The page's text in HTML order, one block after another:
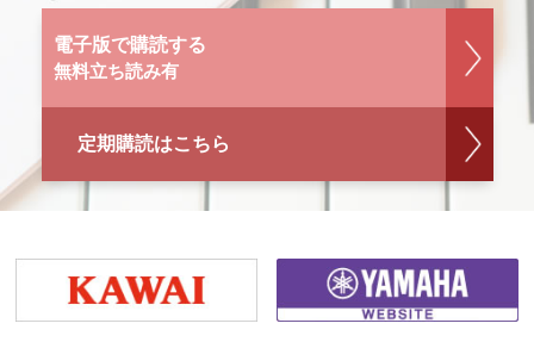
電子版で購読する
無料立ち読み有
定期購読はこちら